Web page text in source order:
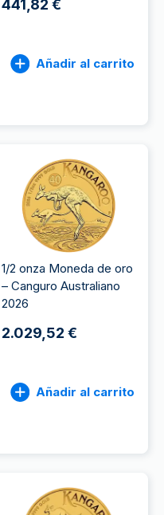
441,82 €
Añadir al carrito
1/2 onza Moneda de oro
– Canguro Australiano
2026
2.029,52 €
Añadir al carrito